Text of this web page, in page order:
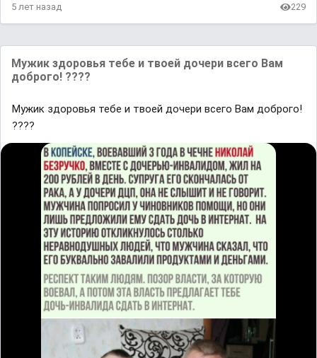
5 лет назад 229
Мужик здоровья тебе и твоей дочери всего Вам
доброго! ????
Мужик здоровья тебе и твоей дочери всего Вам доброго!
????